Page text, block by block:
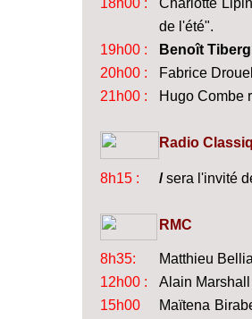
de l'été".
19h00 :
Benoît
20h00 :
Fabrice
21h00 :
Hugo Combe
Radio
8h15 : /sera l'invité
RMC
8h35: Matthieu
12h00 :
Alain
15h00
Maïtena